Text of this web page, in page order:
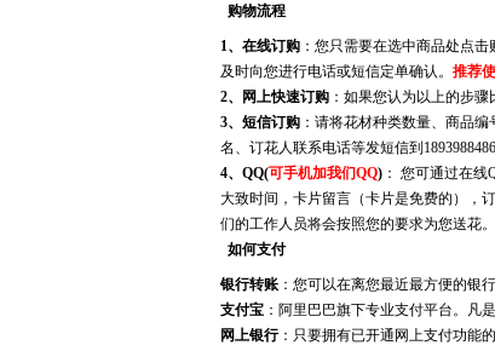
购物流程
1、在线订购 ：您只需要在选中商品处点
及时向您进行电话或短信定单确认。 推荐
2、网上快速订购 ：如果您认为以上的步
3、短信订购 ：请将花材种类数量、商品
名、订花人联系电话等发短信到
4、QQ(可手机加我们QQ) ： 您可通过在
大致时间，卡片留言（卡片是免费的），
们的工作人员将会按照您的要求为您送花。
如何支付
银行转账 ：您可以在离您最近最方便的银
支付宝 ：阿里巴巴旗下专业支付平台。凡
网上银行：只要拥有已开通网上支付功能